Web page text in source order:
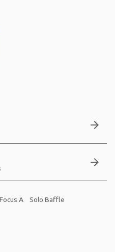
arrow_forward
arrow_forward
Focus A Solo Baffle